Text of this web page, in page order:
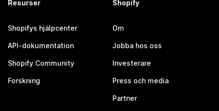
Resurser
Shopifys hjälpcenter
API-dokumentation
Shopify Community
Forskning
Shopify
Om
Jobba hos oss
Investerare
Press och media
Partner